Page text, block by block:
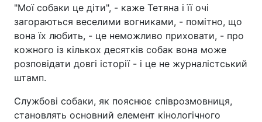
"Мої собаки це діти", - каже Тетяна і її очі
загораються веселими вогниками, - помітно, що
вона їх любить, - це неможливо приховати, - про
кожного із кількох десятків собак вона може
розповідати довгі історії - і це не журналістський
штамп.
Службові собаки, як пояснює співрозмовниця,
становлять основний елемент кінологічного